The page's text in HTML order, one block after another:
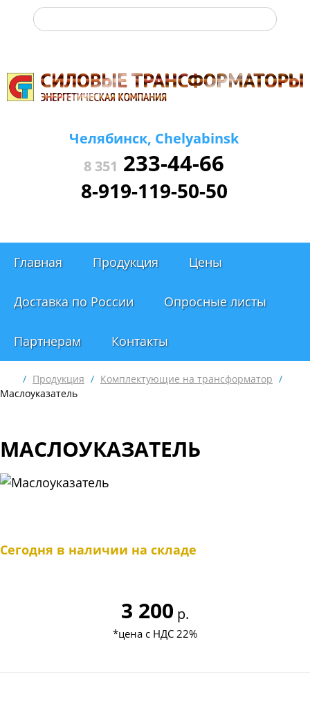
Челябинск, Chelyabinsk
8 351 233-44-66
8-919-119-50-50
Главная Продукция Цены
Доставка по России Опросные листы
Партнерам Контакты
/ Продукция / Комплектующие на трансформатор /
Маслоуказатель
МАСЛОУКАЗАТЕЛЬ
Сегодня в наличии на складе
3 200 р.
*цена с НДС 22%